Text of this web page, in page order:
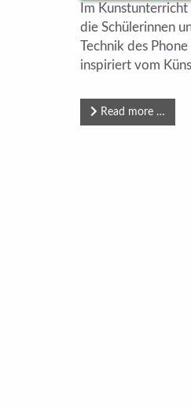
Im
die Schülerinnen
Technik des
inspiriert vom
Read more …